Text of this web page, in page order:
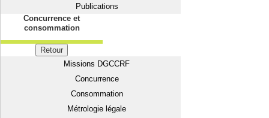
Publications
Concurrence et
consommation
Retour
Missions DGCCRF
Concurrence
Consommation
Métrologie légale